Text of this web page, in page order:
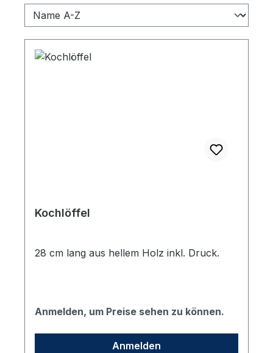
Kochlöffel
28 cm lang aus hellem Holz inkl. Druck.
Anmelden, um Preise sehen zu können.
Anmelden